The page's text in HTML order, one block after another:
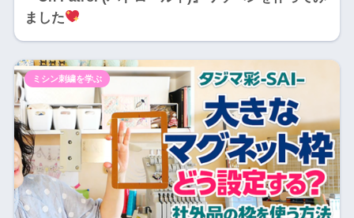
ました
ミシン刺繍を学ぶ